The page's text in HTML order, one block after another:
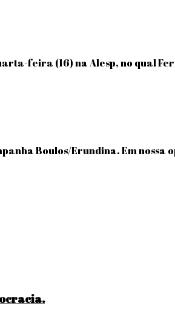
feira (16) na Alesp, no qual
Boulos/Erundina. Em nossa